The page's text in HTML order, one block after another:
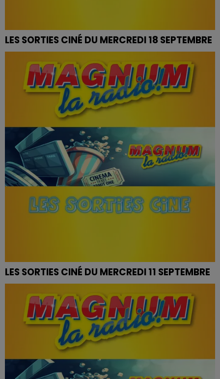
LES SORTIES CINÉ DU MERCREDI 18 SEPTEMBRE
LES SORTIES CINÉ DU MERCREDI 11 SEPTEMBRE